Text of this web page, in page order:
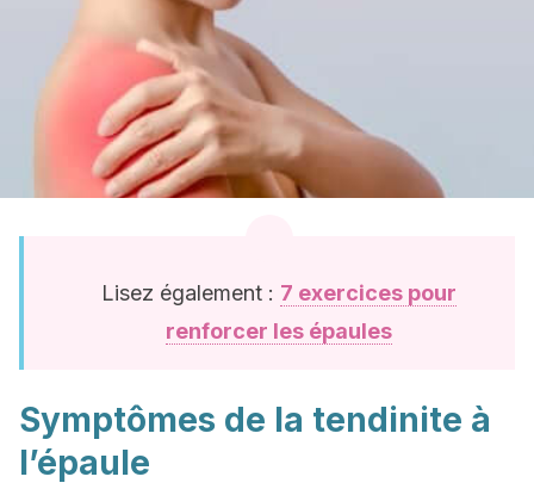
Lisez également : 7 exercices pour
renforcer les épaules
Symptômes de la tendinite à
l’épaule